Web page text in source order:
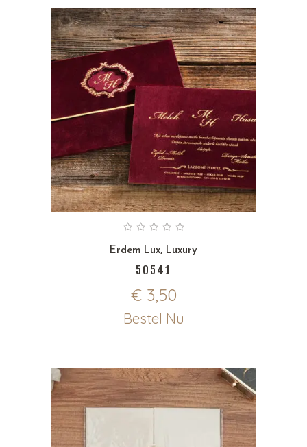
Erdem Lux, Luxury
50541
€ 3,50
Bestel Nu